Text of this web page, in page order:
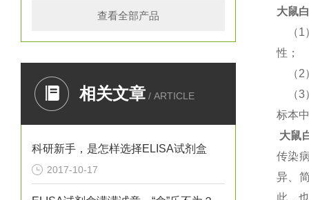
查看全部产品
相关文章 / ARTICLE
科研新手，是怎样选择ELISA试剂盒
2017-10-17
大鼠
（
性；
（
（
标本
大鼠
传染
异、
此，